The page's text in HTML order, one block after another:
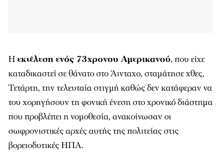
Ηεκτέλεση ενός 73χρονου Αμερικανού, που είχε
καταδικαστεί σε θάνατο στο Άινταχο, σταμάτησε χθες,
Τετάρτη, την τελευταία στιγμή καθώς δεν κατάφεραν να
του χορηγήσουν τη φονική ένεση στο χρονικό διάστημα
που προβλέπει η νομοθεσία, ανακοίνωσαν οι
σωφρονιστικές αρχές αυτής της πολιτείας στις
βορειοδυτικές ΗΠΑ.